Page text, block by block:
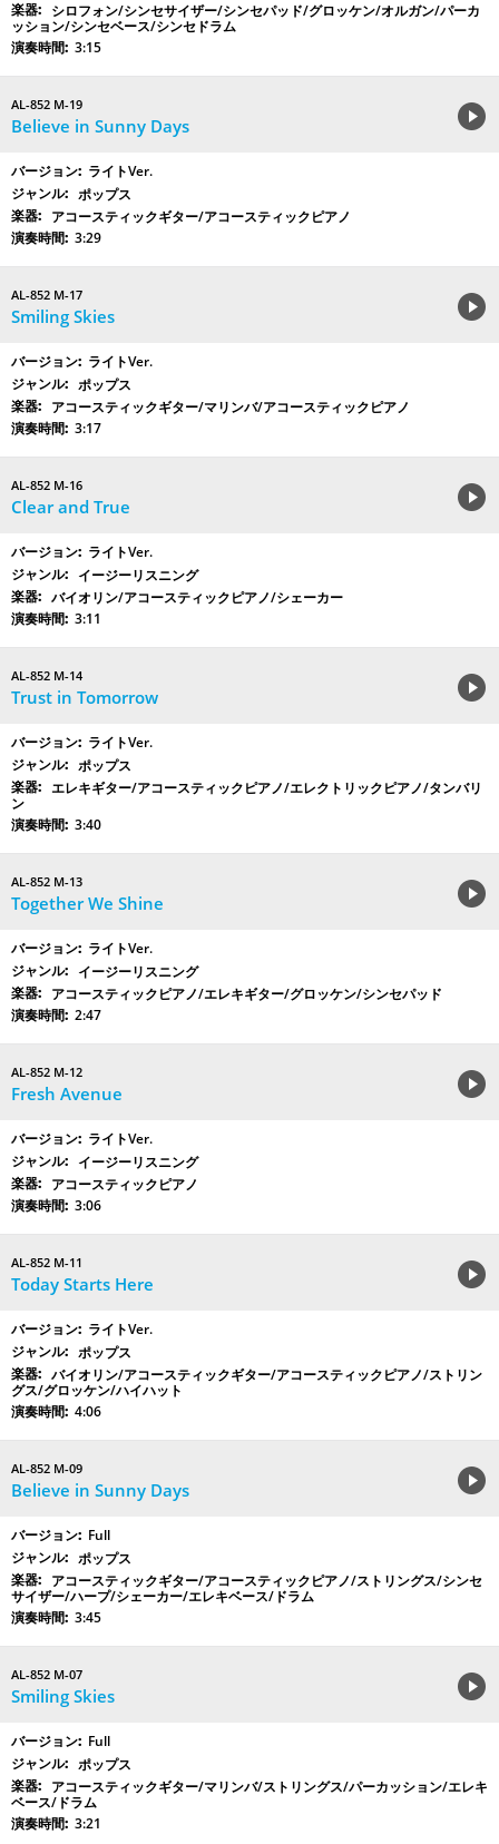
シロフォン/シンセサイザー/シンセパッド/グロッケン/オルガン/パーカ
ッション/シンセベース/シンセドラム
3:15
AL-852 M-19
Believe in Sunny Days
ライトVer.
ポップス
アコースティックギター/アコースティックピアノ
3:29
AL-852 M-17
Smiling Skies
ライトVer.
ポップス
アコースティックギター/マリンバ/アコースティックピアノ
3:17
AL-852 M-16
Clear and True
ライトVer.
イージーリスニング
バイオリン/アコースティックピアノ/シェーカー
3:11
AL-852 M-14
Trust in Tomorrow
ライトVer.
ポップス
エレキギター/アコースティックピアノ/エレクトリックピアノ/タンバリ
ン
3:40
AL-852 M-13
Together We Shine
ライトVer.
イージーリスニング
アコースティックピアノ/エレキギター/グロッケン/シンセパッド
2:47
AL-852 M-12
Fresh Avenue
ライトVer.
イージーリスニング
アコースティックピアノ
3:06
AL-852 M-11
Today Starts Here
ライトVer.
ポップス
バイオリン/アコースティックギター/アコースティックピアノ/ストリン
グス/グロッケン/ハイハット
4:06
AL-852 M-09
Believe in Sunny Days
Full
ポップス
アコースティックギター/アコースティックピアノ/ストリングス/シンセ
サイザー/ハープ/シェーカー/エレキベース/ドラム
3:45
AL-852 M-07
Smiling Skies
Full
ポップス
アコースティックギター/マリンバ/ストリングス/パーカッション/エレキ
ベース/ドラム
3:21